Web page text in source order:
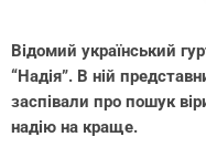
Відомий український
“Надія”. В ній
заспівали про пошук
надію на краще.